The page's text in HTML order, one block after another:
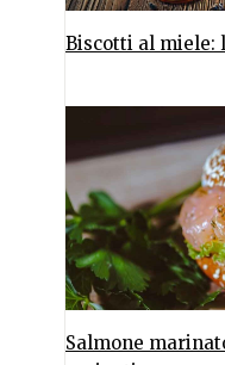
Biscotti al miele:
Salmone